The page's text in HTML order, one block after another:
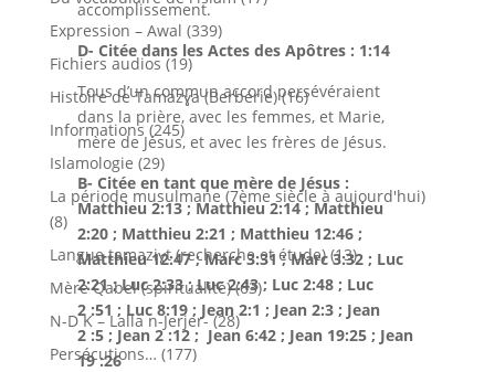
accomplissement.
D- Citée dans les Actes des Apôtres : 1:14
Tous d’un commun accord persévéraient
dans la prière, avec les femmes, et Marie,
mère de Jésus, et avec les frères de Jésus.
B- Citée en tant que mère de Jésus :
Matthieu 2:13 ; Matthieu 2:14 ; Matthieu
2:20 ; Matthieu 2:21 ; Matthieu 12:46 ;
Matthieu 12:47 ; Marc 3:31 ; Marc 3:32 ; Luc
2:21 ; Luc 2:33 ; Luc 2:43 ; Luc 2:48 ; Luc
2 :51 ; Luc 8:19 ; Jean 2:1 ; Jean 2:3 ; Jean
2 :5 ; Jean 2 :12 ; Jean 6:42 ; Jean 19:25 ; Jean
19 :26
Expression – Awal (339)
Fichiers audios(19)
Histoire de Tamazɣa (Berbérie)(16)
Informations(245)
Islamologie (29)
La période musulmane (7ème siècle à aujourd'hui)
(8)
Langue tamaziɣt (recherche et étude)(13)
Mère Qabel (spiritualité)(63)
N-D K – Lalla n-Jerjer-(28)
Persécutions… (177)